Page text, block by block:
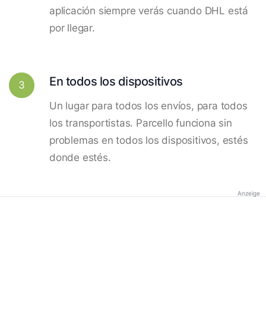
aplicación siempre verás cuando DHL está
por llegar.
3 En todos los dispositivos
Un lugar para todos los envíos, para todos
los transportistas. Parcello funciona sin
problemas en todos los dispositivos, estés
donde estés.
Anzeige